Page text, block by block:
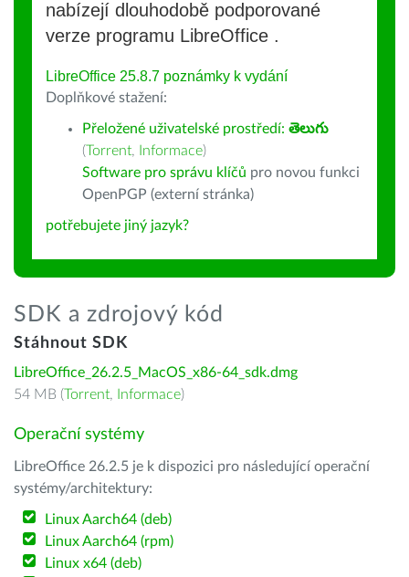
nabízejí dlouhodobě podporované
verze programu LibreOffice .
LibreOffice 25.8.7 poznámky k vydání
Doplňkové stažení:
Přeložené uživatelské prostředí: తెలుగు
(Torrent, Informace)
Software pro správu klíčů pro novou funkci
OpenPGP (externí stránka)
potřebujete jiný jazyk?
SDK a zdrojový kód
Stáhnout SDK
LibreOffice_26.2.5_MacOS_x86-64_sdk.dmg
54 MB (Torrent, Informace)
Operační systémy
LibreOffice 26.2.5 je k dispozici pro následující operační
systémy/architektury:
Linux Aarch64 (deb)
Linux Aarch64 (rpm)
Linux x64 (deb)